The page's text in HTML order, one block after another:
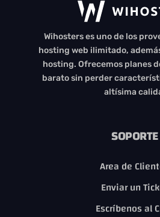
Wihosters es uno de los
hosting web ilimitado,
hosting. Ofrecemos planes
barato sin perder
altísima
SOPORTE
Area de
Enviar un
Escríbenos al
Cargando...
...